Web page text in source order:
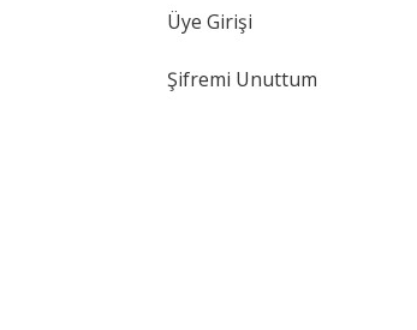
Üye Girişi
Şifremi Unuttum